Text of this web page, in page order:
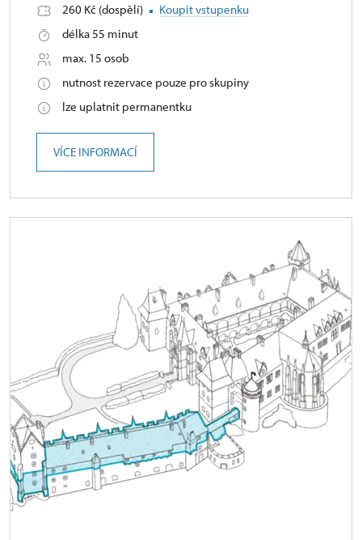
260 Kč (dospělí)
Koupit vstupenku
délka 55 minut
max. 15 osob
nutnost rezervace pouze pro skupiny
lze uplatnit permanentku
VÍCE INFORMACÍ